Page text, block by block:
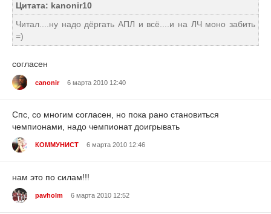
Цитата: kanonir10
Читал....ну надо дёргать АПЛ и всё....и на ЛЧ моно забить
=)
согласен
canonir 6 марта 2010 12:40
Спс, со многим согласен, но пока рано становиться
чемпионами, надо чемпионат доигрывать
КОММУНИСТ 6 марта 2010 12:46
нам это по силам!!!
pavholm 6 марта 2010 12:52